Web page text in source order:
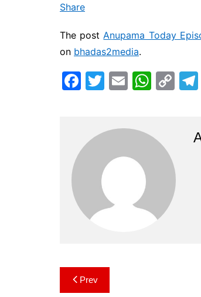
Share
The post Anupama Today
on bhadas2media.
F
e
b
k
T
er
E
l
W
s
C
n
k
Post
Prev